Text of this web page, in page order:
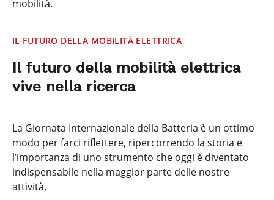
mobilità.
IL FUTURO DELLA MOBILITÀ ELETTRICA
Il futuro della mobilità elettrica
vive nella ricerca
La Giornata Internazionale della Batteria è un ottimo
modo per farci riflettere, ripercorrendo la storia e
l’importanza di uno strumento che oggi è diventato
indispensabile nella maggior parte delle nostre
attività.